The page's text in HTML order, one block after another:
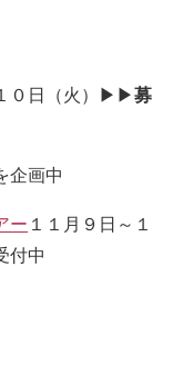
０日（火）▶▶募
企画中
ー １１月９日～１
付中